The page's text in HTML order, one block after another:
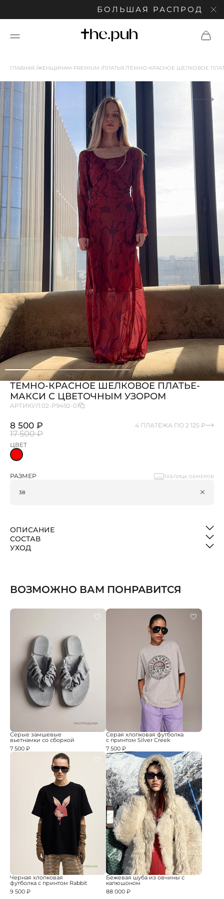
БОЛЬШАЯ РАСПРОДАЖА:
ГЛАВНАЯ ЖЕНЩИНАМ PREMIUM ПЛАТЬЯ ТЕМНО-КРАСНОЕ ШЕЛКОВОЕ
ТЕМНО-КРАСНОЕ ШЕЛКОВОЕ ПЛАТЬЕ-
МАКСИ С ЦВЕТОЧНЫМ УЗОРОМ
АРТИКУЛ:02-P9492-01
8 500 ₽
17 500 ₽
4 ПЛАТЕЖА ПО 2 125 ₽
ЦВЕТ
РАЗМЕР ТАБЛИЦА ОБМЕРОВ
ОПИСАНИЕ
СОСТАВ
УХОД
ВОЗМОЖНО ВАМ ПОНРАВИТСЯ
РАСПРОДАЖА
Серые замшевые
вьетнамки со сборкой
7 500 ₽
НОВИНКА
Серая хлопковая футболка
с принтом Silver Creek
7 500 ₽
НОВИНКА
Черная хлопковая
футболка с принтом Rabbit
9 500 ₽
Бежевая шуба из овчины с
капюшоном
88 000 ₽